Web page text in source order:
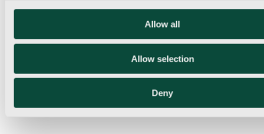
Allow all
Allow selection
Deny